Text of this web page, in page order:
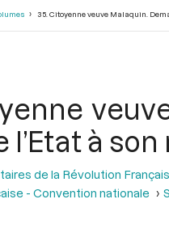
35. Citoyenne veuve Malaquin.
l’Etat à
de la Révolution
- Convention nationale